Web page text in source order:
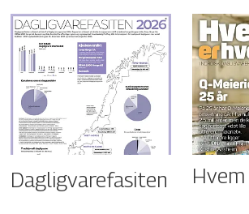
Dagligvarefasiten